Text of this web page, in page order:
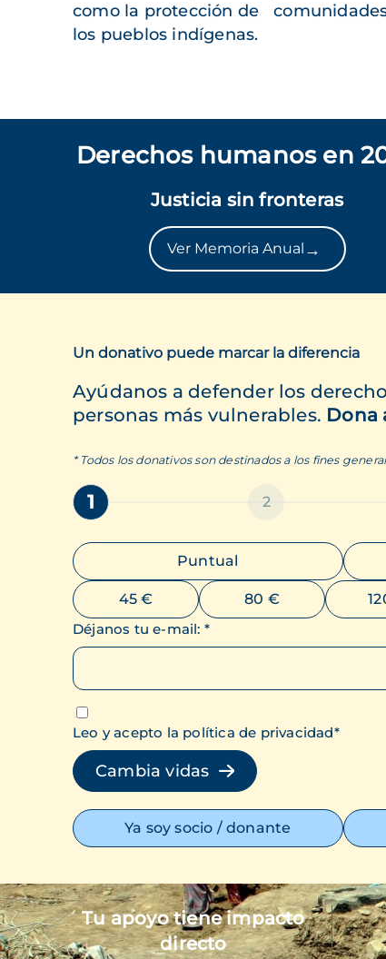
como la protección de
los pueblos indígenas.
Derechos humanos en
Justicia sin fronteras
Ver Memoria Anual →
Un donativo puede marcar la diferencia
Ayúdanos a defender los
personas más vulnerables. Dona
* Todos los donativos son destinados a los fines
1 2
Puntual
45 € 80 €
Déjanos tu e-mail: *
Leo y acepto la política de privacidad*
Cambia vidas
Ya soy socio / donante
Imagen
Tu apoyo tiene impacto
directo